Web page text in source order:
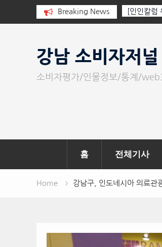
Breaking News
군가가 그립다
[인인칼
이 아니라
강남 소비자저널
소비자평가/인물정보/통계/
홈 전체기사
Home 강남구, 인도네시아 의료관